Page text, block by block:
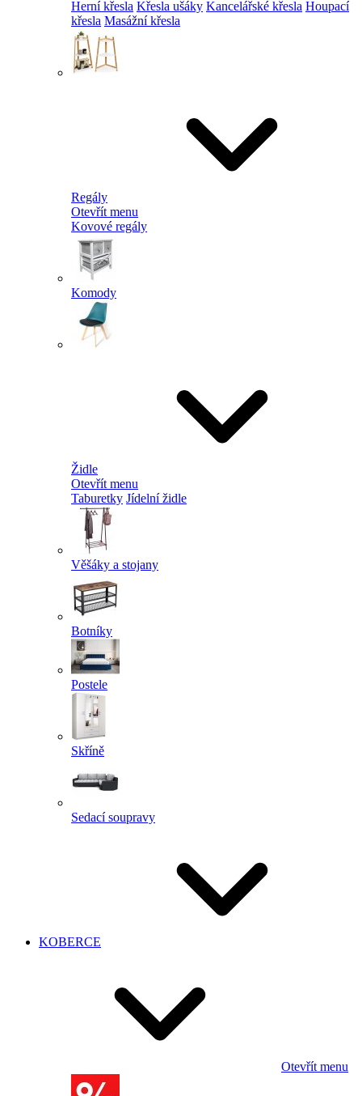
Herní křesla Křesla ušáky Kancelářské křesla Houpací
křesla Masážní křesla
Regály
Otevřít menu
Kovové regály
Komody
Židle
Otevřít menu
Taburetky Jídelní židle
Věšáky a stojany
Botníky
Postele
Skříně
Sedací soupravy
KOBERCE
Otevřít menu